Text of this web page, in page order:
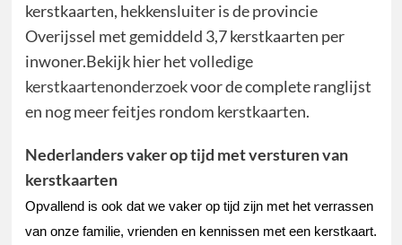
kerstkaarten, hekkensluiter is de provincie
Overijssel met gemiddeld 3,7 kerstkaarten per
inwoner.Bekijk hier het volledige
kerstkaartenonderzoekvoor de complete ranglijst
en nog meer feitjes rondom kerstkaarten.
Nederlanders vaker op tijd met versturen van
kerstkaarten
Opvallend is ook dat we vaker op tijd zijn met het verrassen
van onze familie, vrienden en kennissen met een kerstkaart.